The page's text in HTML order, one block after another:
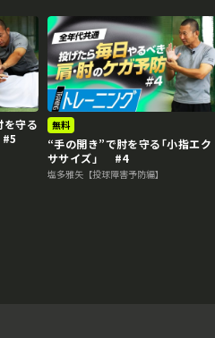
を守る
無料
“手の開き”で肘を守る｢小指エク
ササイズ」 #4
塩多雅矢【投球障害予防編】